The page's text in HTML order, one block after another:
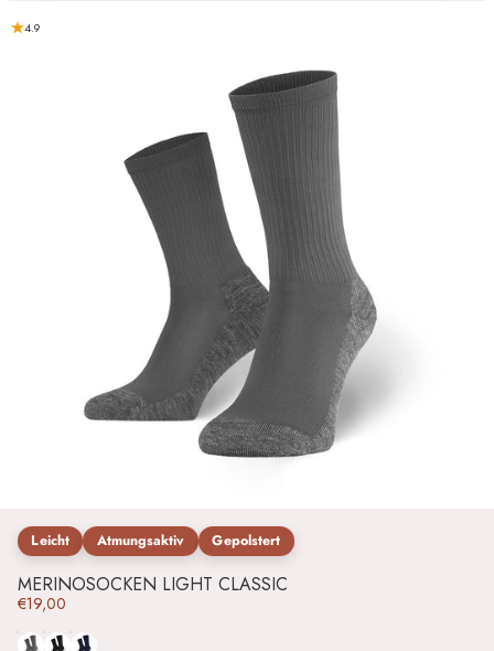
4.9
Leicht Atmungsaktiv Gepolstert
MERINOSOCKEN LIGHT CLASSIC
€19,00
GrauSchwarz
Blau